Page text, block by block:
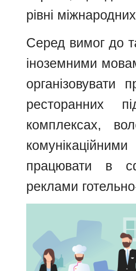
рівні
Серед вимог до
іноземними
організовувати
ресторанних
комплексах,
працювати в
реклами